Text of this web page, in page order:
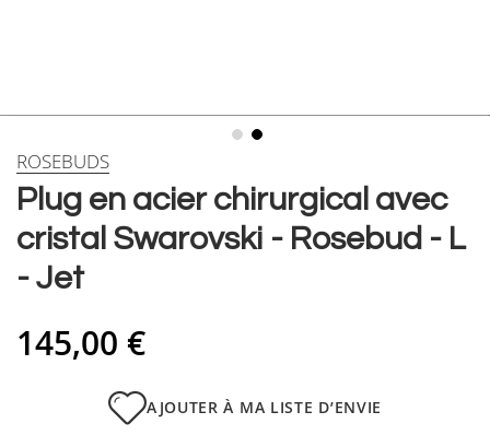
Skip
the
beginning
images
Plug en acier chirurgical avec
cristal Swarovski - Rosebud - L
- Jet
ROSEBUDS
145,00 €
AJOUTER À MA LISTE D’ENVIE